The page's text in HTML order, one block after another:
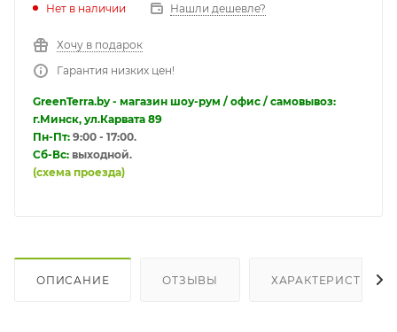
Нет в наличии Нашли дешевле?
Хочу в подарок
Гарантия низких цен!
GreenTerra.by - магазин шоу-рум / офис / самовывоз:
г.Минск, ул.Карвата 89
Пн-Пт: 9:00 - 17:00.
Сб-Вс: выходной.
(схема проезда)
ОПИСАНИЕ ОТЗЫВЫ ХАРАКТЕРИСТИКИ